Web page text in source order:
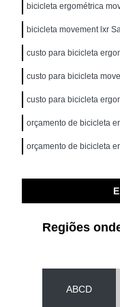
bicicleta ergométrica
bicicleta movement lxr
custo para bicicleta
custo para bicicleta
custo para bicicleta
orçamento de bicicleta
orçamento de bicicleta
Regiões
ABCD